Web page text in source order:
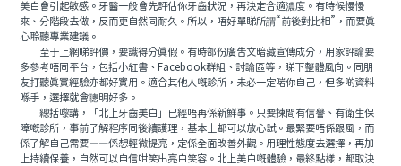
美白會引起敏感。牙醫一般會先評估你牙齒狀況，再決定合適濃度。有時候慢慢
來、分階段去做，反而更自然同耐久。所以，唔好單睇所謂“前後對比相”，而要真
心聆聽專業建議。
至于上網睇評價，要識得分真假。有時部份廣告文暗藏宣傳成分，用家評論要
多參考唔同平台，包括小紅書、Facebook群組、討論區等，睇下整體風向。同朋
友打聽真實經驗亦都好實用。適合其他人嘅診所，未必一定啱你自己，但多啲資料
喺手，選擇就會聰明好多。
總括嚟講，「北上牙齒美白」已經唔再係新鮮事。只要揀間有信譽、有衛生保
障嘅診所，事前了解程序同後續護理，基本上都可以放心試。最緊要唔係跟風，而
係了解自己需要——係想輕微提亮，定係全面改善外觀。用理性態度去選擇，再加
上持續保養，自然可以自信咁笑出亮白笑容。北上美白嘅體驗，最終點樣，都取決